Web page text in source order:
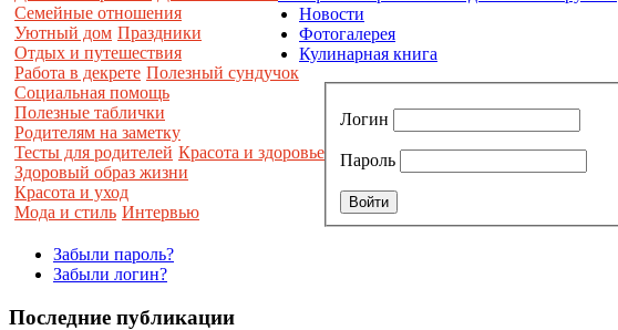
Семейные отношения
Уютный дом Праздники
Отдых и путешествия
Работа в декрете Полезный сундучок
Социальная помощь
Полезные таблички
Родителям на заметку
Тесты для родителей Красота и здоровье
Здоровый образ жизни
Красота и уход
Мода и стиль Интервью
Новости
Фотогалерея
Кулинарная книга
Логин
Пароль
Забыли пароль?
Забыли логин?
Последние публикации